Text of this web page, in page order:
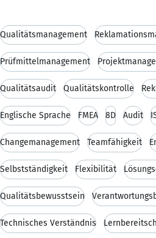
Qualitätsmanagement
Prüfmittelmanagement
Qualitätsaudit Qualitätskontrolle
Englische Sprache FMEA 8D Audit
Changemanagement Teamfähigkeit
Selbstständigkeit Flexibilität
Qualitätsbewusstsein
Technisches Verständnis